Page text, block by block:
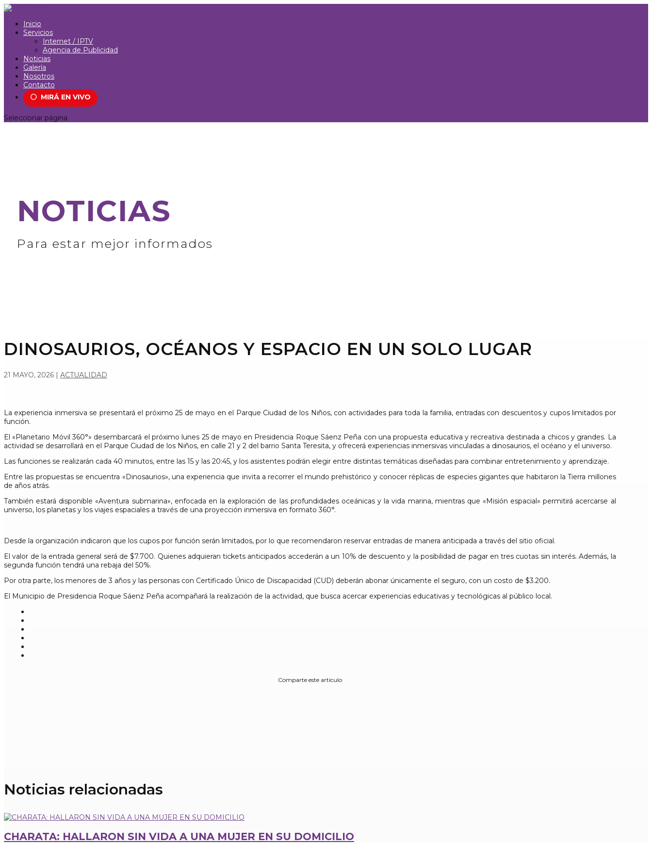
Inicio
Servicios
Internet / IPTV
Agencia de Publicidad
Noticias
Galería
Nosotros
Contacto
⚪ MIRÁ EN VIVO
Seleccionar página
NOTICIAS
Para estar mejor informados
DINOSAURIOS, OCÉANOS Y ESPACIO EN UN SOLO LUGAR
21 MAYO, 2026 | ACTUALIDAD
La experiencia inmersiva se presentará el próximo 25 de mayo en el Parque Ciudad de los Niños, con actividades para toda la familia, entradas con descuentos y cupos limitados por
función.
El «Planetario Móvil 360°» desembarcará el próximo lunes 25 de mayo en Presidencia Roque Sáenz Peña con una propuesta educativa y recreativa destinada a chicos y grandes. La
actividad se desarrollará en el Parque Ciudad de los Niños, en calle 21 y 2 del barrio Santa Teresita, y ofrecerá experiencias inmersivas vinculadas a dinosaurios, el océano y el universo.
Las funciones se realizarán cada 40 minutos, entre las 15 y las 20:45, y los asistentes podrán elegir entre distintas temáticas diseñadas para combinar entretenimiento y aprendizaje.
Entre las propuestas se encuentra «Dinosaurios», una experiencia que invita a recorrer el mundo prehistórico y conocer réplicas de especies gigantes que habitaron la Tierra millones
de años atrás.
También estará disponible «Aventura submarina», enfocada en la exploración de las profundidades oceánicas y la vida marina, mientras que «Misión espacial» permitirá acercarse al
universo, los planetas y los viajes espaciales a través de una proyección inmersiva en formato 360°.
Desde la organización indicaron que los cupos por función serán limitados, por lo que recomendaron reservar entradas de manera anticipada a través del sitio oficial.
El valor de la entrada general será de $7.700. Quienes adquieran tickets anticipados accederán a un 10% de descuento y la posibilidad de pagar en tres cuotas sin interés. Además, la
segunda función tendrá una rebaja del 50%.
Por otra parte, los menores de 3 años y las personas con Certificado Único de Discapacidad (CUD) deberán abonar únicamente el seguro, con un costo de $3.200.
El Municipio de Presidencia Roque Sáenz Peña acompañará la realización de la actividad, que busca acercar experiencias educativas y tecnológicas al público local.
Comparte este artículo
Noticias relacionadas
CHARATA: HALLARON SIN VIDA A UNA MUJER EN SU DOMICILIO